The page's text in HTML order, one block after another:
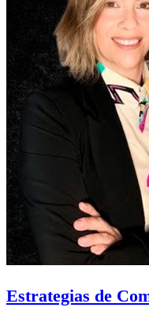
Estrategias de